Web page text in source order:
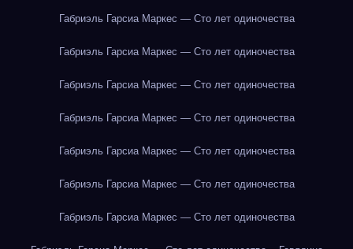
Габриэль Гарсиа Маркес — Сто лет одиночества
Габриэль Гарсиа Маркес — Сто лет одиночества
Габриэль Гарсиа Маркес — Сто лет одиночества
Габриэль Гарсиа Маркес — Сто лет одиночества
Габриэль Гарсиа Маркес — Сто лет одиночества
Габриэль Гарсиа Маркес — Сто лет одиночества
Габриэль Гарсиа Маркес — Сто лет одиночества